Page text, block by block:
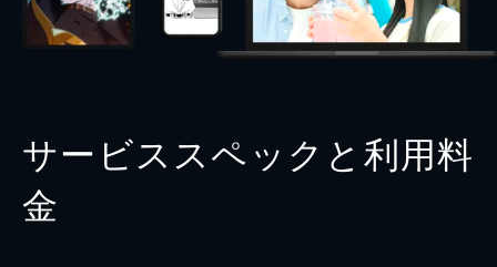
サービススペックと利用料
金